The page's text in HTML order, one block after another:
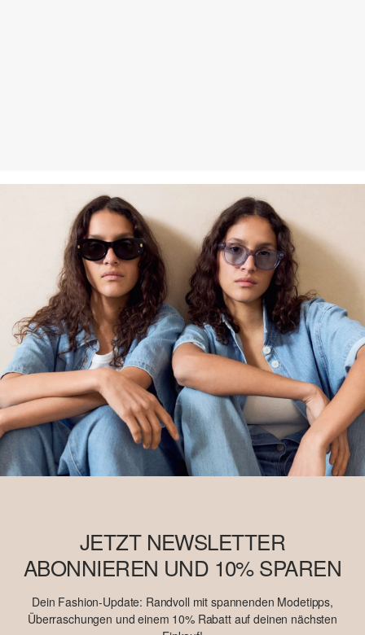
JETZT NEWSLETTER
ABONNIEREN UND 10% SPAREN
Dein Fashion-Update: Randvoll mit spannenden Modetipps,
Überraschungen und einem 10% Rabatt auf deinen nächsten